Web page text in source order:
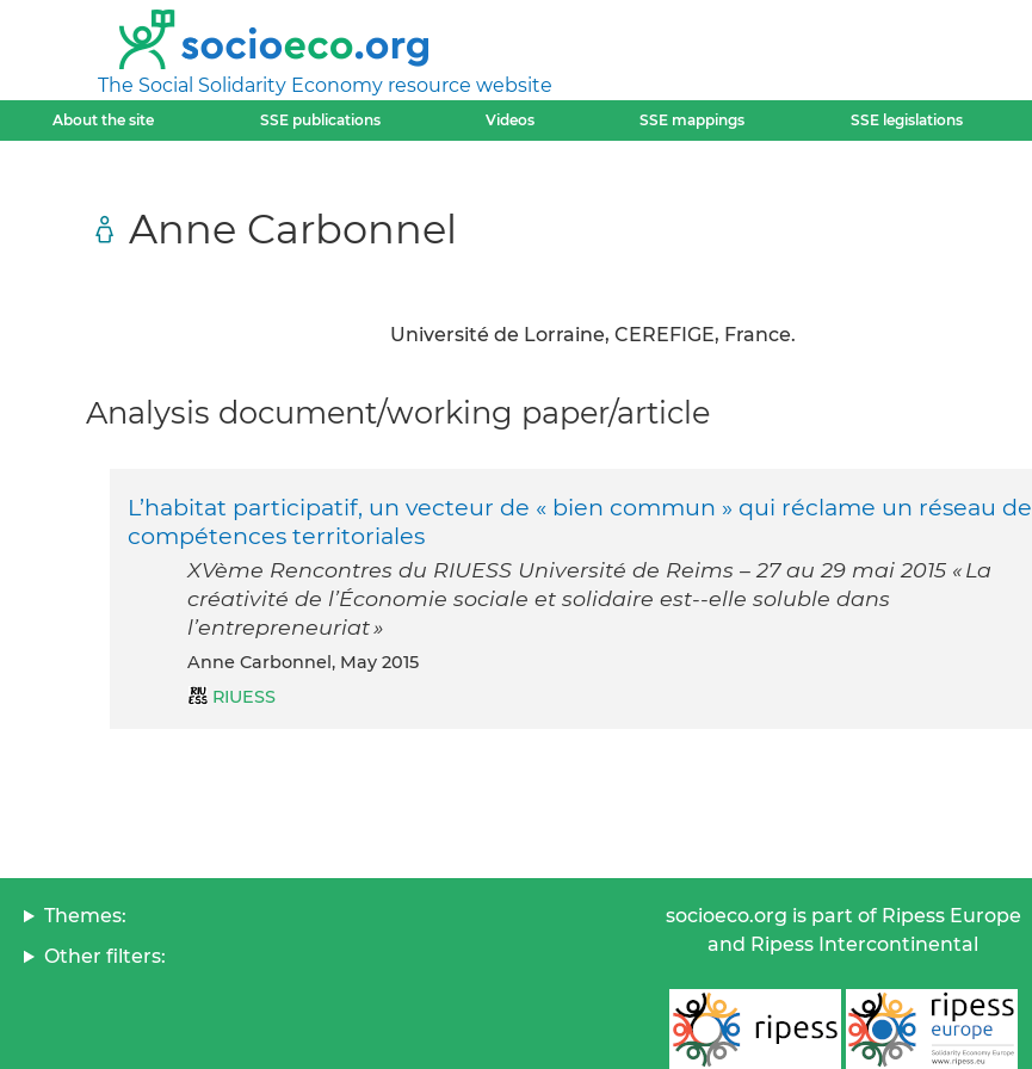
The Social Solidarity Economy resource website
About the site SSE publications Videos SSE mappings SSE legislations
Anne Carbonnel
Université de Lorraine, CEREFIGE, France.
Analysis document/working paper/article
L’habitat participatif, un vecteur de « bien commun » qui réclame un réseau de
compétences territoriales
XVème Rencontres du RIUESS Université de Reims – 27 au 29 mai 2015 « La
créativité de l’Économie sociale et solidaire est-­‐elle soluble dans
l’entrepreneuriat »
Anne Carbonnel, May 2015
RIUESS
Themes:
Other filters:
socioeco.org is part of Ripess Europe
and Ripess Intercontinental